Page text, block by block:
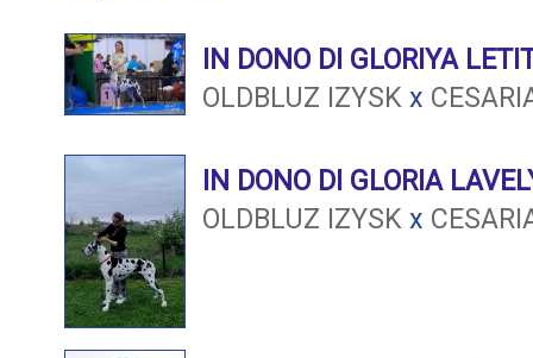
IN DONO DI GLORIYA
OLDBLUZ IZYSK x
IN DONO DI GLORIA
OLDBLUZ IZYSK x